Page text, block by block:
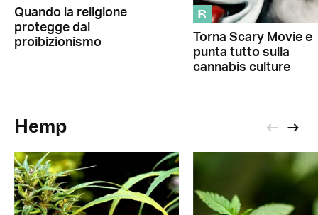
Quando la religione
protegge dal
proibizionismo
R
Torna Scary Movie e
punta tutto sulla
cannabis culture
Hemp